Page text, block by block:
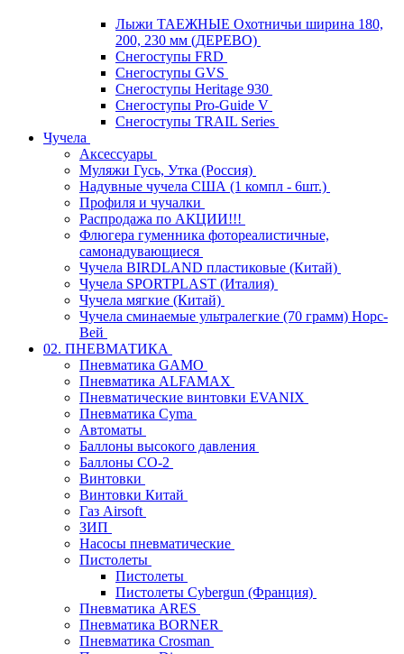
Лыжи ТАЕЖНЫЕ Охотничьи ширина 180,
200, 230 мм (ДЕРЕВО)
Снегоступы FRD
Снегоступы GVS
Снегоступы Heritage 930
Снегоступы Pro-Guide V
Снегоступы TRAIL Series
Чучела
Аксессуары
Муляжи Гусь, Утка (Россия)
Надувные чучела США (1 компл - 6шт.)
Профиля и чучалки
Распродажа по АКЦИИ!!!
Флюгера гуменника фотореалистичные,
самонадувающиеся
Чучела BIRDLAND пластиковые (Китай)
Чучела SPORTPLAST (Италия)
Чучела мягкие (Китай)
Чучела сминаемые ультралегкие (70 грамм) Норс-
Вей
02. ПНЕВМАТИКА
Пневматика GAMO
Пневматика ALFAMAX
Пневматические винтовки EVANIX
Пневматика Cyma
Автоматы
Баллоны высокого давления
Баллоны СО-2
Винтовки
Винтовки Китай
Газ Airsoft
ЗИП
Насосы пневматические
Пистолеты
Пистолеты
Пистолеты Cybergun (Франция)
Пневматика ARES
Пневматика BORNER
Пневматика Crosman